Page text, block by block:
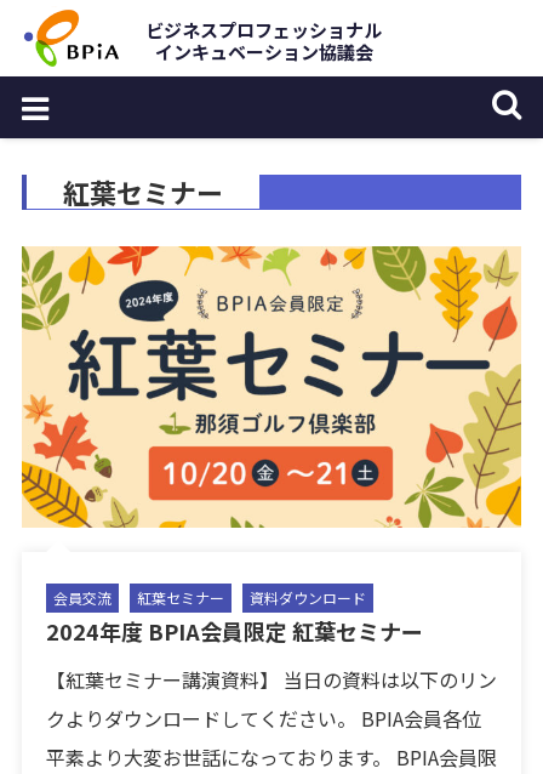
content
ビジネスプロフェッショナル
インキュベーション協議会
紅葉セミナー
会員交流 紅葉セミナー 資料ダウンロード
2024年度 BPIA会員限定 紅葉セミナー
【紅葉セミナー講演資料】 当日の資料は以下のリン
クよりダウンロードしてください。 BPIA会員各位
平素より大変お世話になっております。 BPIA会員限